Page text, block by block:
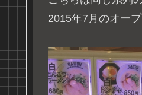
2015年7月のオープ